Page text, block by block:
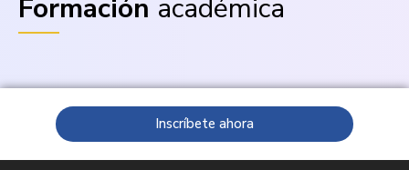
Formación académica
Inscríbete ahora